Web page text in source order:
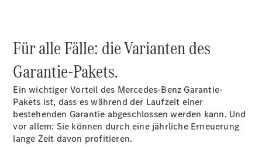
Telefonie &
Multimedia
Pannen- &
Unfallhilfe
Reparatur
&
Werkstatt
Für alle Fälle: die Varianten des
Garantie-Pakets.
Ein wichtiger Vorteil des Mercedes-Benz Garantie-
Pakets ist, dass es während der Laufzeit einer
bestehenden Garantie abgeschlossen werden kann. Und
vor allem: Sie können durch eine jährliche Erneuerung
lange Zeit davon profitieren.